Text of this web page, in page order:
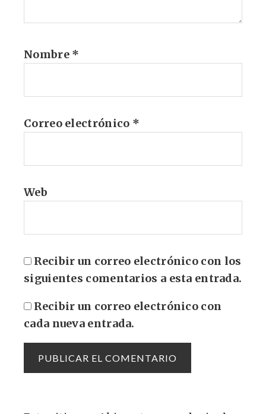
Nombre *
Correo electrónico *
Web
Recibir un correo electrónico con los
siguientes comentarios a esta entrada.
Recibir un correo electrónico con
cada nueva entrada.